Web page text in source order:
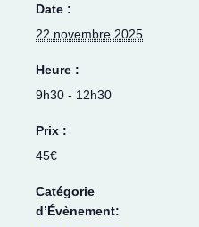
Date :
22 novembre 2025
Heure :
9h30 - 12h30
Prix :
45€
Catégorie
d’Évènement: